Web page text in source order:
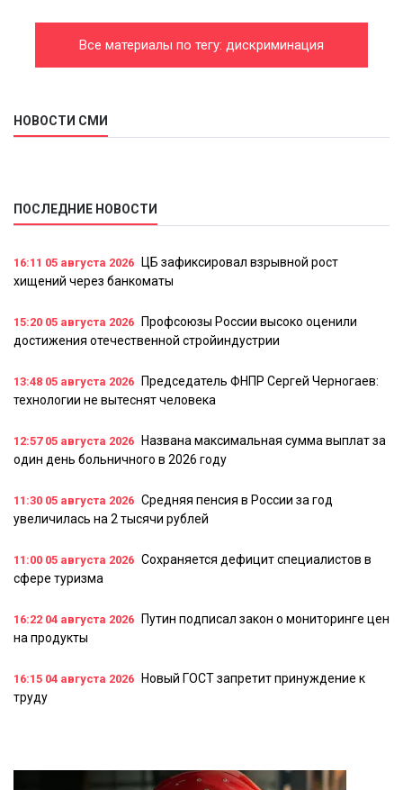
Все материалы по тегу: дискриминация
НОВОСТИ СМИ
ПОСЛЕДНИЕ НОВОСТИ
16:11 05 августа 2026
ЦБ зафиксировал взрывной рост
хищений через банкоматы
15:20 05 августа 2026
Профсоюзы России высоко оценили
достижения отечественной стройиндустрии
13:48 05 августа 2026
Председатель ФНПР Сергей Черногаев:
технологии не вытеснят человека
12:5705 августа 2026
Названа максимальная сумма выплат за
один день больничного в 2026 году
11:30 05 августа 2026 Средняя пенсия в России за год
увеличилась на 2 тысячи рублей
11:00 05 августа 2026 Сохраняется дефицит специалистов в
сфере туризма
16:22 04 августа 2026
Путин подписал закон о мониторинге цен
на продукты
16:15 04 августа 2026
Новый ГОСТ запретит принуждение к
труду